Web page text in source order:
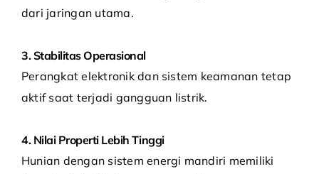
dari jaringan utama.
3. Stabilitas Operasional
Perangkat elektronik dan sistem keamanan tetap
aktif saat terjadi gangguan listrik.
4. Nilai Properti Lebih Tinggi
Hunian dengan sistem energi mandiri memiliki